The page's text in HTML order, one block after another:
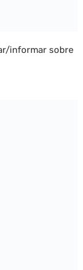
informar sobre